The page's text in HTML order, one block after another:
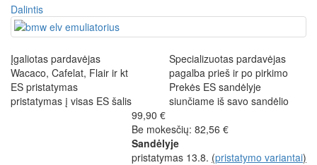
Dalintis
Įgaliotas pardavėjas
Wacaco, Cafelat, Flair ir kt
Specializuotas pardavėjas
pagalba prieš ir po pirkimo
ES pristatymas
pristatymas į visas ES šalis
Prekės ES sandėlyje
siunčiame iš savo sandėlio
99,90 €
Be mokesčių: 82,56 €
Sandėlyje
pristatymas 13.8. (pristatymo variantai)